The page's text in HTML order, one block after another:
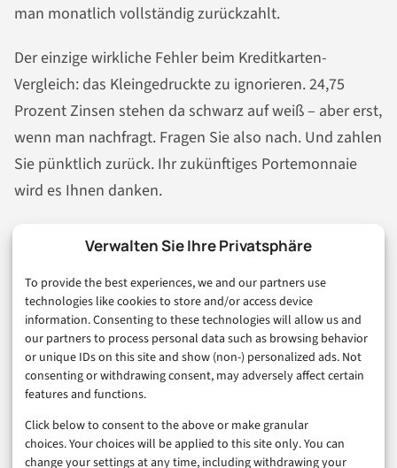
Verwalten Sie Ihre Privatsphäre
To provide the best experiences, we and our partners use
technologies like cookies to store and/or access device
information. Consenting to these technologies will allow us and
our partners to process personal data such as browsing behavior
or unique IDs on this site and show (non-) personalized ads. Not
consenting or withdrawing consent, may adversely affect certain
features and functions.
Click below to consent to the above or make granular
choices. Your choices will be applied to this site only. You can
change your settings at any time, including withdrawing your
man monatlich vollständig zurückzahlt.
Der einzige wirkliche Fehler beim Kreditkarten-
Vergleich: das Kleingedruckte zu ignorieren. 24,75
Prozent Zinsen stehen da schwarz auf weiß – aber erst,
wenn man nachfragt. Fragen Sie also nach. Und zahlen
Sie pünktlich zurück. Ihr zukünftiges Portemonnaie
wird es Ihnen danken.
PAYMENT RATGEBER
In der ReiheFinanzen & FinTech
VORHERIGER ARTIKEL
Stablecoins und digitaler Euro: Warum 2026 das Jahr
des digitalen Geldes wird
NÄCHSTER ARTIKEL